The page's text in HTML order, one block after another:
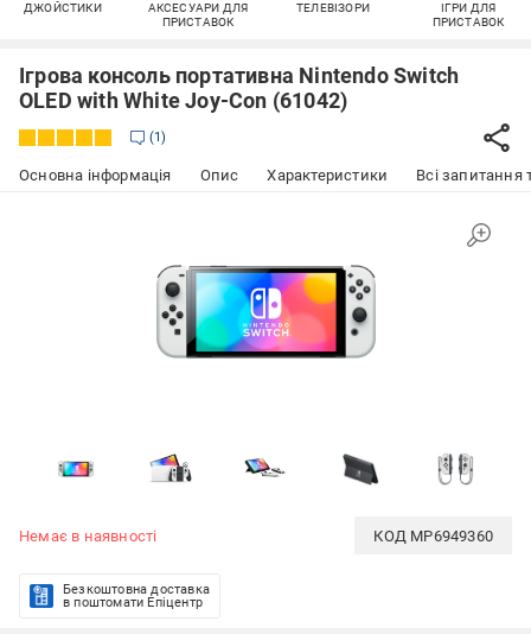
ДЖОЙСТИКИ
АКСЕСУАРИ ДЛЯ
ПРИСТАВОК
ТЕЛЕВІЗОРИ
ІГРИ ДЛЯ
ПРИСТАВОК
Ігрова консоль портативна Nintendo Switch
OLED with White Joy-Con (61042)
1
Основна інформація Опис Характеристики Всі запитання
Немає в наявності КОД MP6949360
Безкоштовна доставка
в поштомати Епіцентр